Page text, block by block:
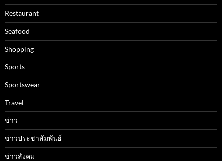
Restaurant
Seafood
Shopping
Sports
Sportswear
Travel
ข่าว
ข่าวประชาสัมพันธ์
ข่าวสังคม